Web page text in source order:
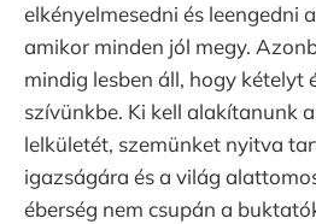
elkényelmesedni és leengedni
amikor minden jól megy.
mindig lesben áll, hogy kételyt
szívünkbe. Ki kell alakítanunk
lelkületét, szemünket nyitva
igazságára és a világ
éberség nem csupán a